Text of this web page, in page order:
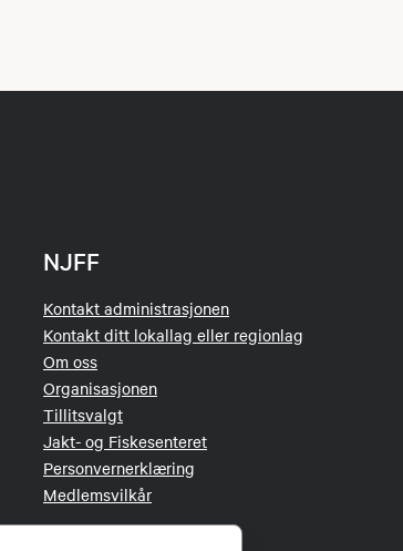
NJFF
Kontakt administrasjonen
Kontakt ditt lokallag eller regionlag
Om oss
Organisasjonen
Tillitsvalgt
Jakt- og Fiskesenteret
Personvernerklæring
Medlemsvilkår